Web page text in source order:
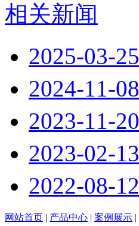
相关新闻
2025-03-25
2024-11-08
2023-11-20
2023-02-13
2022-08-12
网站首页 | 产品中心 | 案例展示 |